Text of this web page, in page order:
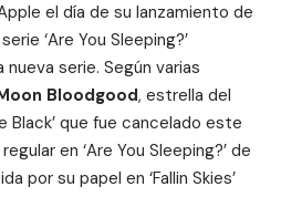
el día de su lanzamiento de
‘Are You Sleeping?’
nueva serie. Según varias
Bloodgood, estrella del
Black’ que fue cancelado este
en ‘Are You Sleeping?’ de
por su papel en ‘Fallin Skies’